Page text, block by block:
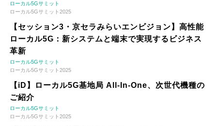
ローカル5Gサミット
ローカル5Gサミット2025
【セッション3・京セラみらいエンビジョン】高性能
ローカル5G：新システムと端末で実現するビジネス
革新
ローカル5Gサミット
ローカル5Gサミット2025
【iD】ローカル5G基地局 All-In-One、次世代機種の
ご紹介
ローカル5Gサミット
ローカル5Gサミット2025